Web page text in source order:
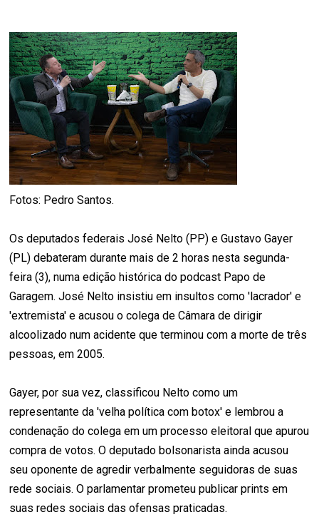
Fotos: Pedro Santos.
Os deputados federais José Nelto (PP) e Gustavo Gayer
(PL) debateram durante mais de 2 horas nesta segunda-
feira (3), numa edição histórica do podcast Papo de
Garagem. José Nelto insistiu em insultos como 'lacrador' e
'extremista' e acusou o colega de Câmara de dirigir
alcoolizado num acidente que terminou com a morte de três
pessoas, em 2005.
Gayer, por sua vez, classificou Nelto como um
representante da 'velha política com botox' e lembrou a
condenação do colega em um processo eleitoral que apurou
compra de votos. O deputado bolsonarista ainda acusou
seu oponente de agredir verbalmente seguidoras de suas
rede sociais. O parlamentar prometeu publicar prints em
suas redes sociais das ofensas praticadas.